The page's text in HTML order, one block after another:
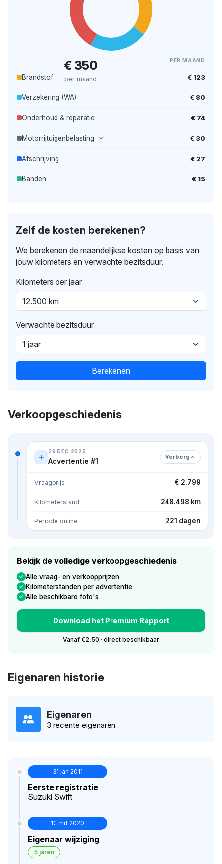
€ 350
per maand
PER MAAND
Brandstof € 123
Verzekering (WA) € 80
Onderhoud & reparatie € 74
Motorrijtuigenbelasting € 30
Afschrijving € 27
Banden € 15
Zelf de kosten berekenen?
We berekenen de maandelijkse kosten op basis van
jouw kilometers en verwachte bezitsduur.
Kilometers per jaar
Verwachte bezitsduur
Berekenen
Verkoopgeschiedenis
29 DEC 2025
Advertentie #1 Verberg
Vraagprijs € 2.799
Kilometerstand 248.498 km
Periode online 221 dagen
Bekijk de volledige verkoopgeschiedenis
Alle vraag- en verkoopprijzen
Kilometerstanden per advertentie
Alle beschikbare foto's
Download het Premium Rapport
Vanaf €2,50 · direct beschikbaar
Eigenaren historie
Eigenaren
3 recente eigenaren
31 jan 2011
Eerste registratie
Suzuki Swift
10 mrt 2020
Eigenaar wijziging
5 jaren